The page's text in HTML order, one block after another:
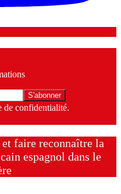
de confidentialité.
faire reconnaître la
espagnol dans le